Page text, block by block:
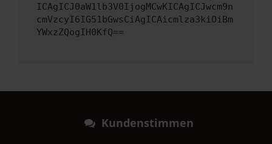
ICAgICJ0aW1lb3V0IjogMCwKICAgICJwcm9n
cmVzcyI6IG51bGwsCiAgICAicmlza3kiOiBm
YWxzZQogIH0KfQ==
Kundenstimmen